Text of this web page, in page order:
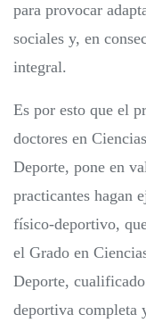
para provocar
sociales y, en
integral.
Es por esto que el
doctores en
Deporte, pone en
practicantes hagan
físico-deportivo,
el Grado en
Deporte,
deportiva completa